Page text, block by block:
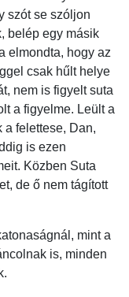
szót se szóljon
belép egy másik
elmondta, hogy az
csak hűlt helye
nem is figyelt suta
a figyelme. Leült a
a felettese, Dan,
is ezen
Közben Suta
de ő nem tágított
mint a
is, minden